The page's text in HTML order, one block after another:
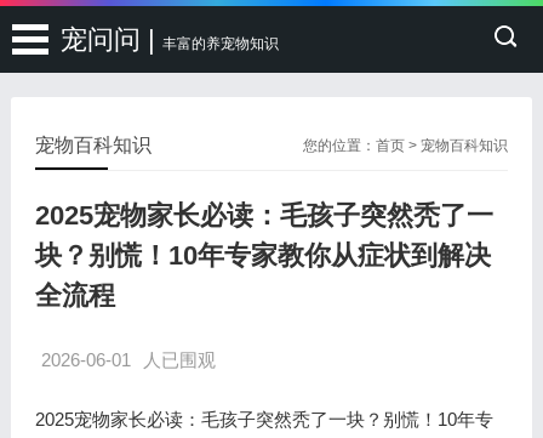
宠问问 | 丰富的养宠物知识
您的位置：首页 >宠物百科知识
宠物百科知识
2025宠物家长必读：毛孩子突然秃了一
块？别慌！10年专家教你从症状到解决
全流程
2026-06-01 人已围观
2025宠物家长必读：毛孩子突然秃了一块？别慌！10年专